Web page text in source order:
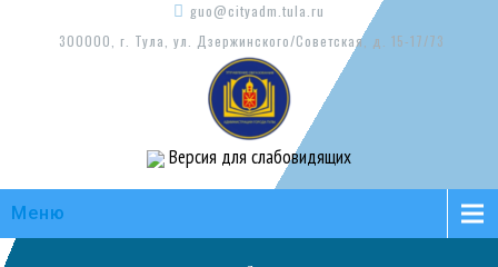
guo@cityadm.tula.ru
300000, г. Тула, ул. Дзержинского/Советская, д. 15-17/73
Версия для слабовидящих
Меню